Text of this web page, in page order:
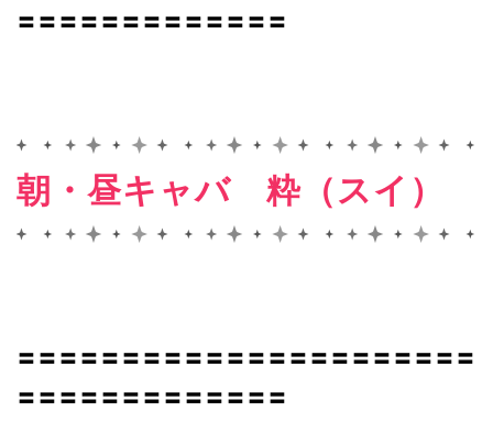
〓〓〓〓〓〓〓〓〓〓〓〓〓
朝・昼キャバ 粋（スイ）
〓〓〓〓〓〓〓〓〓〓〓〓〓〓〓〓〓〓〓〓〓〓
〓〓〓〓〓〓〓〓〓〓〓〓〓